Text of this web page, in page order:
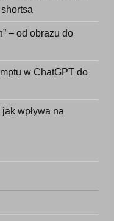
– od obrazu do
w ChatGPT do
wpływa na